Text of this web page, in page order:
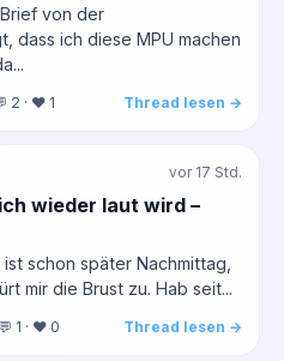
von der
dass ich diese MPU machen
2 · ❤️ 1 Thread lesen →
vor 17 Std.
wieder laut wird –
schon später Nachmittag,
mir die Brust zu. Hab seit...
💬 1 · ❤️ 0 Thread lesen →